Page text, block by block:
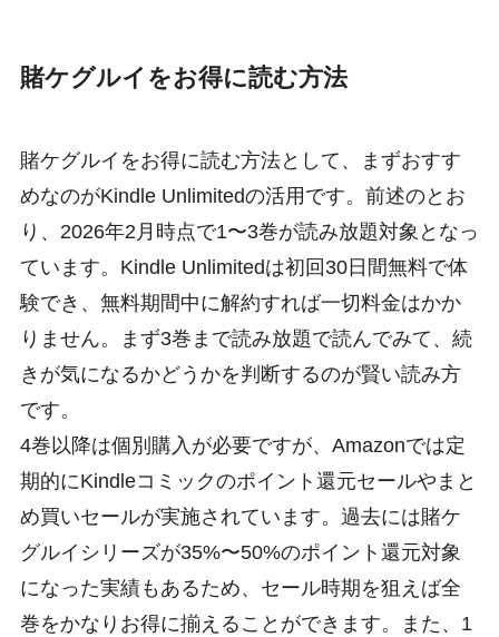
賭ケグルイをお得に読む方法
賭ケグルイをお得に読む方法として、まずおすす
めなのがKindle Unlimitedの活用です。前述のとお
り、2026年2月時点で1〜3巻が読み放題対象となっ
ています。Kindle Unlimitedは初回30日間無料で体
験でき、無料期間中に解約すれば一切料金はかか
りません。まず3巻まで読み放題で読んでみて、続
きが気になるかどうかを判断するのが賢い読み方
です。
4巻以降は個別購入が必要ですが、Amazonでは定
期的にKindleコミックのポイント還元セールやまと
め買いセールが実施されています。過去には賭ケ
グルイシリーズが35%〜50%のポイント還元対象
になった実績もあるため、セール時期を狙えば全
巻をかなりお得に揃えることができます。また、1